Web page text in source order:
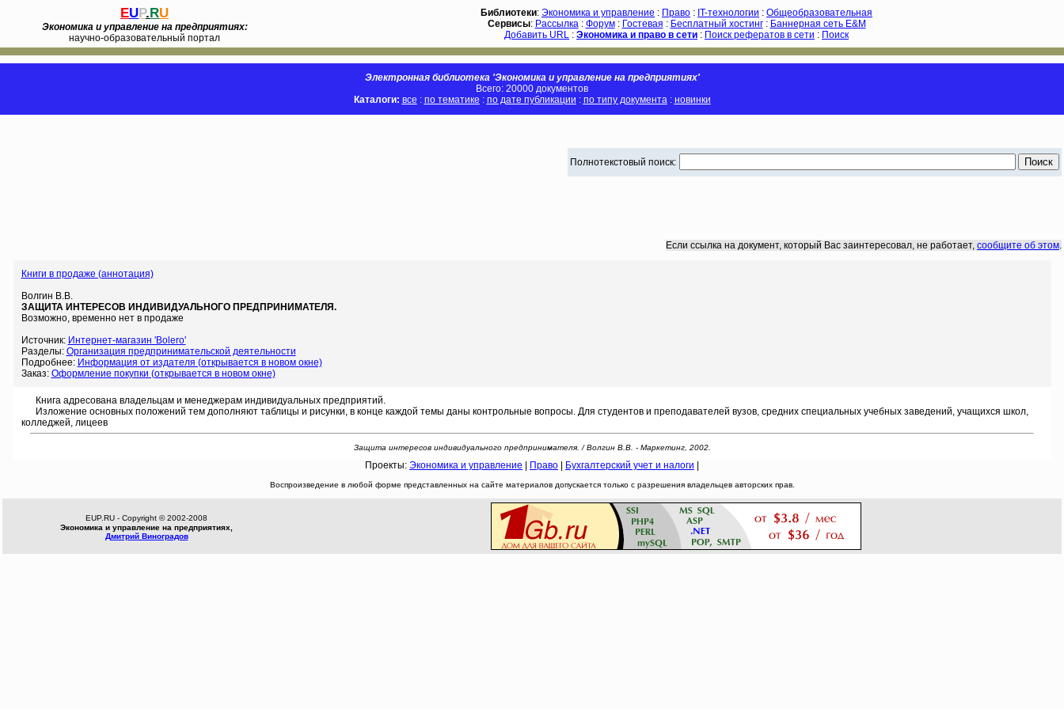
EUP.RU
Экономика и управление на предприятиях:
научно-образовательный портал
Библиотеки: Экономика и управление : Право : IT-технологии : Общеобразовательная
Сервисы: Рассылка: Форум: Гостевая : Бесплатный хостинг: Баннерная сеть E&M
Добавить URL : Экономика и право в сети : Поиск рефератов в сети : Поиск
Электронная библиотека 'Экономика и управление на предприятиях'
Всего: 20000 документов
Каталоги: все : по тематике : по дате публикации : по типу документа: новинки
Полнотекстовый поиск:
Если ссылка на документ, который Вас заинтересовал, не работает, сообщите об этом.
Книги в продаже (аннотация)
Волгин В.В.
ЗАЩИТА ИНТЕРЕСОВ ИНДИВИДУАЛЬНОГО ПРЕДПРИНИМАТЕЛЯ.
Возможно, временно нет в продаже
Источник: Интернет-магазин 'Bolero'
Разделы: Организация предпринимательской деятельности
Подробнее: Информация от издателя (открывается в новом окне)
Заказ: Оформление покупки (открывается в новом окне)
Книга адресована владельцам и менеджерам индивидуальных предприятий.
Изложение основных положений тем дополняют таблицы и рисунки, в конце каждой темы даны контрольные вопросы. Для студентов и преподавателей вузов, средних специальных учебных заведений, учащихся школ,
колледжей, лицеев
Защита интересов индивидуального предпринимателя. / Волгин В.В. - Маркетинг, 2002.
Проекты: Экономика и управление Право Бухгалтерский учет и налоги
Воспроизведение в любой форме представленных на сайте материалов допускается только с разрешения владельцев авторских прав.
EUP.RU - Copyright © 2002-2008
Экономика и управление на предприятиях,
Дмитрий Виноградов